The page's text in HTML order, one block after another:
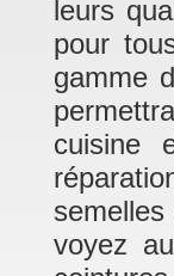
leurs
pour
gamme
cuisine
voyez